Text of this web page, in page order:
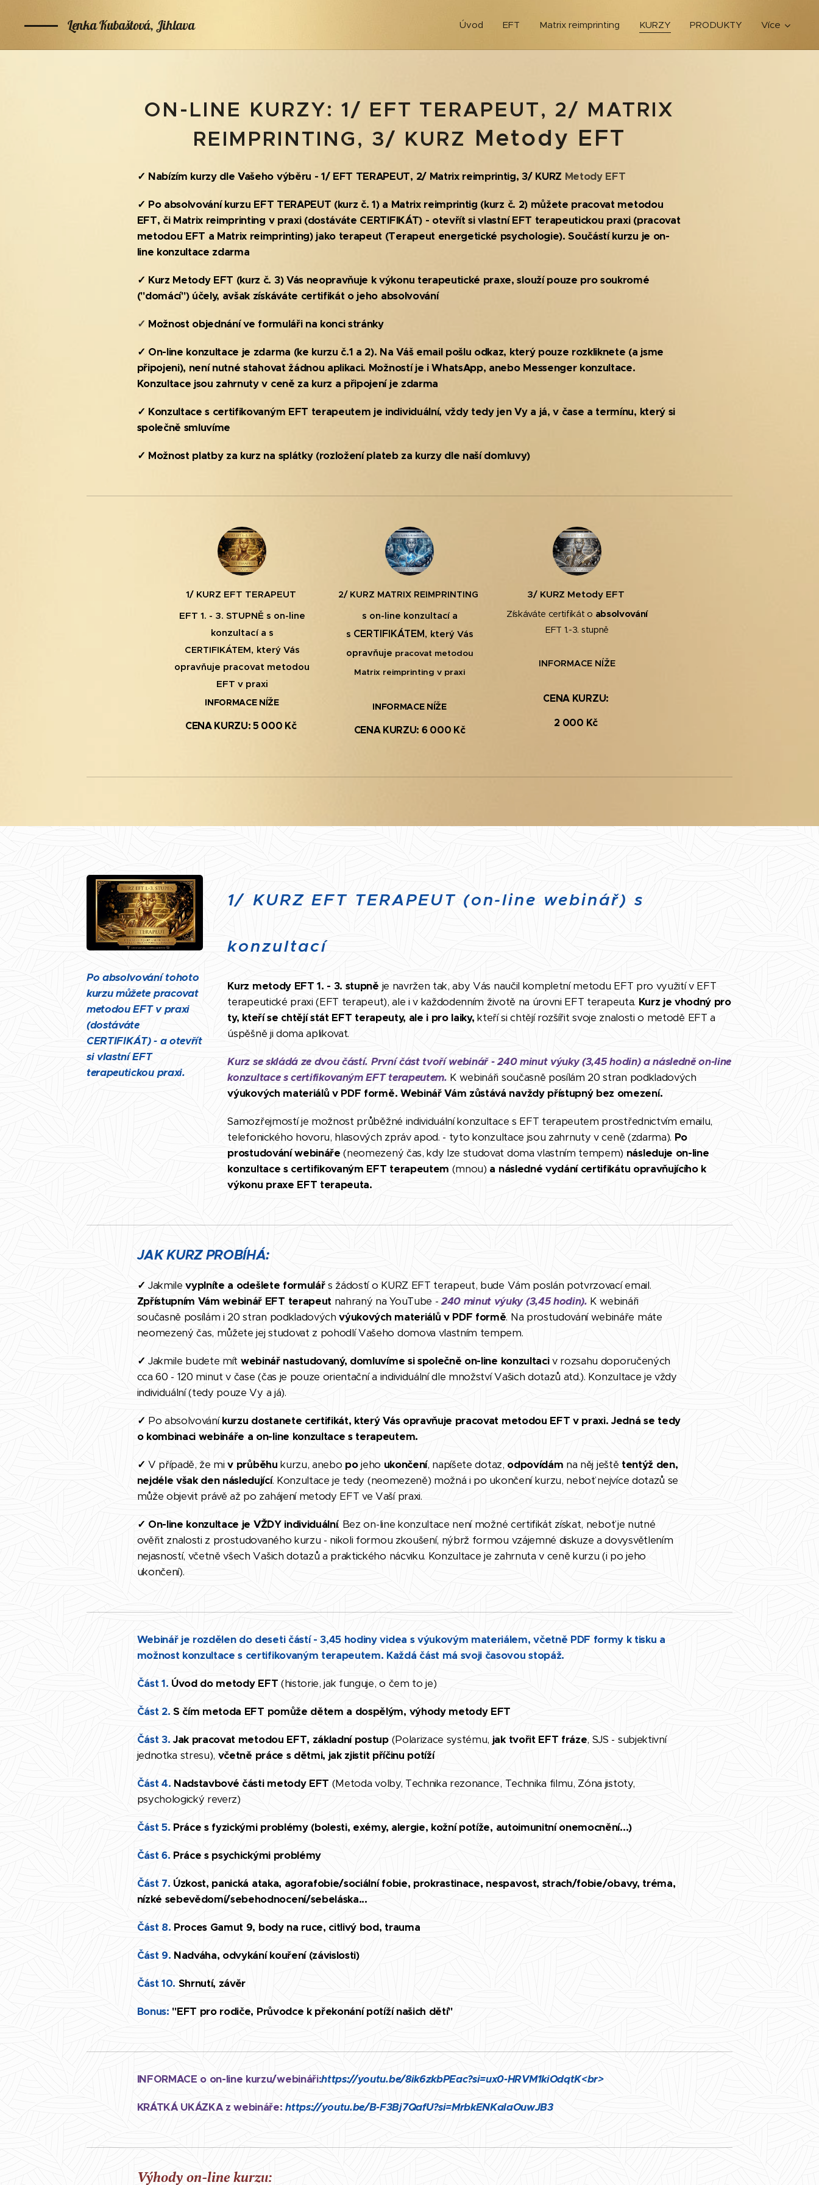
Lenka Kubaštová, Jihlava Úvod EFT Matrix reimprinting KURZY PRODUKTY Více
ON-LINE KURZY: 1/ EFT TERAPEUT, 2/ MATRIX
REIMPRINTING, 3/ KURZ Metody EFT
✓ Nabízím kurzy dle Vašeho výběru - 1/ EFT TERAPEUT, 2/ Matrix reimprintig, 3/ KURZ Metody EFT
✓ Po absolvování kurzu EFT TERAPEUT (kurz č. 1) a Matrix reimprintig (kurz č. 2) můžete pracovat metodou
EFT, či Matrix reimprinting v praxi (dostáváte CERTIFIKÁT) - otevřít si vlastní EFT terapeutickou praxi (pracovat
metodou EFT a Matrix reimprinting) jako terapeut (Terapeut energetické psychologie). Součástí kurzu je on-
line konzultace zdarma
✓ Kurz Metody EFT (kurz č. 3) Vás neopravňuje k výkonu terapeutické praxe, slouží pouze pro soukromé
("domácí") účely, avšak získáváte certifikát o jeho absolvování
✓ Možnost objednání ve formuláři na konci stránky
✓ On-line konzultace je zdarma (ke kurzu č.1 a 2). Na Váš email pošlu odkaz, který pouze rozkliknete (a jsme
připojeni), není nutné stahovat žádnou aplikaci. Možností je i WhatsApp, anebo Messenger konzultace.
Konzultace jsou zahrnuty v ceně za kurz a připojení je zdarma
✓ Konzultace s certifikovaným EFT terapeutem je individuální, vždy tedy jen Vy a já, v čase a termínu, který si
společně smluvíme
✓ Možnost platby za kurz na splátky (rozložení plateb za kurzy dle naší domluvy)
1/ KURZ EFT TERAPEUT
EFT 1. - 3. STUPNĚ s on-line
konzultací a s
CERTIFIKÁTEM, který Vás
opravňuje pracovat metodou
EFT v praxi
INFORMACE NÍŽE
CENA KURZU: 5 000 Kč
2/ KURZ MATRIX REIMPRINTING
s on-line konzultací a
s CERTIFIKÁTEM, který Vás
opravňuje pracovat metodou
Matrix reimprinting v praxi
INFORMACE NÍŽE
CENA KURZU: 6 000 Kč
3/ KURZ Metody EFT
Získáváte certifikát o absolvování
EFT 1.-3. stupně
INFORMACE NÍŽE
CENA KURZU:
2 000 Kč
Po absolvování tohoto
kurzu můžete pracovat
metodou EFT v praxi
(dostáváte
CERTIFIKÁT) - a otevřít
si vlastní EFT
terapeutickou praxi.
1/ KURZ EFT TERAPEUT (on-line webinář) s
konzultací
Kurz metody EFT 1. - 3. stupně je navržen tak, aby Vás naučil kompletní metodu EFT pro využití v EFT
terapeutické praxi (EFT terapeut), ale i v každodenním životě na úrovni EFT terapeuta. Kurz je vhodný pro
ty, kteří se chtějí stát EFT terapeuty, ale i pro laiky, kteří si chtějí rozšířit svoje znalosti o metodě EFT a
úspěšně ji doma aplikovat.
Kurz se skládá ze dvou částí. První část tvoří webinář - 240 minut výuky (3,45 hodin)a následně on-line
konzultace s certifikovaným EFT terapeutem. K webináři současně posílám 20 stran podkladových
výukových materiálů v PDF formě. Webinář Vám zůstává navždy přístupný bez omezení.
Samozřejmostí je možnost průběžné individuální konzultace s EFT terapeutem prostřednictvím emailu,
telefonického hovoru, hlasových zpráv apod. - tyto konzultace jsou zahrnuty v ceně (zdarma). Po
prostudování webináře (neomezený čas, kdy lze studovat doma vlastním tempem) následuje on-line
konzultace s certifikovaným EFT terapeutem (mnou) a následné vydání certifikátu opravňujícího k
výkonu praxe EFT terapeuta.
JAK KURZ PROBÍHÁ:
✓ Jakmilevyplníte a odešlete formulářs žádostí o KURZ EFT terapeut, bude Vám poslán potvrzovací email.
Zpřístupním Vám webinář EFT terapeutnahraný na YouTube - 240 minut výuky (3,45 hodin). K webináři
současně posílám i 20 stran podkladových výukových materiálů v PDF formě. Na prostudování webináře máte
neomezený čas, můžete jej studovat z pohodlí Vašeho domova vlastním tempem.
✓ Jakmile budete mít webinář nastudovaný, domluvíme si společně on-line konzultaciv rozsahu doporučených
cca 60 - 120 minut v čase (čas je pouze orientační a individuální dle množství Vašich dotazů atd.). Konzultace je vždy
individuální (tedy pouze Vy a já).
✓ Po absolvováníkurzu dostanete certifikát, který Vás opravňuje pracovat metodou EFT v praxi. Jedná se tedy
o kombinaci webináře a on-line konzultace s terapeutem.
✓ V případě, že miv průběhu kurzu, anebo pojeho ukončení, napíšete dotaz, odpovídám na něj ještě tentýž den,
nejdéle však den následující. Konzultace je tedy (neomezeně) možná i po ukončení kurzu, neboť nejvíce dotazů se
může objevit právě až po zahájení metody EFT ve Vaší praxi.
✓ On-line konzultace je VŽDY individuální. Bez on-line konzultace není možné certifikát získat, neboť je nutné
ověřit znalosti z prostudovaného kurzu - nikoli formou zkoušení, nýbrž formou vzájemné diskuze a dovysvětlením
nejasností, včetně všech Vašich dotazů a praktického nácviku. Konzultace je zahrnuta v ceně kurzu (i po jeho
ukončení).
Webinář je rozdělen do deseti částí - 3,45 hodiny videa s výukovým materiálem, včetně PDF formy k tisku a
možnost konzultace s certifikovaným terapeutem. Každá část má svoji časovou stopáž.
Část 1. Úvod do metody EFT (historie, jak funguje, o čem to je)
Část 2. S čím metoda EFT pomůže dětem a dospělým, výhody metody EFT
Část 3. Jak pracovat metodou EFT, základní postup (Polarizace systému, jak tvořit EFT fráze, SJS - subjektivní
jednotka stresu), včetně práce s dětmi, jak zjistit příčinu potíží
Část 4. Nadstavbové části metody EFT (Metoda volby, Technika rezonance, Technika filmu, Zóna jistoty,
psychologický reverz)
Část 5. Práce s fyzickými problémy (bolesti, exémy, alergie, kožní potíže, autoimunitní onemocnění...)
Část 6. Práce s psychickými problémy
Část 7. Úzkost, panická ataka, agorafobie/sociální fobie, prokrastinace, nespavost, strach/fobie/obavy, tréma,
nízké sebevědomí/sebehodnocení/sebeláska...
Část 8. Proces Gamut 9, body na ruce, citlivý bod, trauma
Část 9. Nadváha, odvykání kouření (závislosti)
Část 10. Shrnutí, závěr
Bonus: "EFT pro rodiče, Průvodce k překonání potíží našich dětí"
INFORMACE o on-line kurzu/webináři:https://youtu.be/8ik6zkbPEac?si=ux0-HRVM1kiOdqtK<br>
KRÁTKÁ UKÁZKA z webináře: https://youtu.be/B-F3Bj7QafU?si=MrbkENKalaOuwJB3
Výhody on-line kurzu: